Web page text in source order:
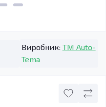
Виробник: TM Auto-
Tema